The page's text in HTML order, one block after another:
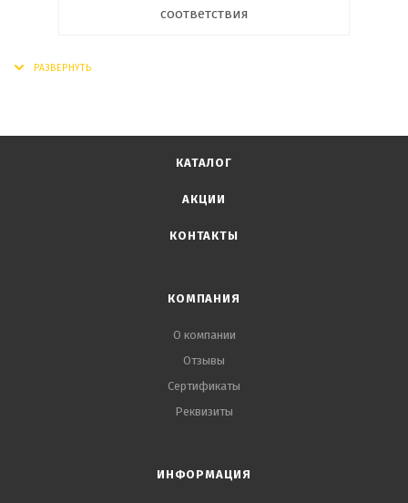
соответствия
КАТАЛОГ
АКЦИИ
КОНТАКТЫ
КОМПАНИЯ
О компании
Отзывы
Сертификаты
Реквизиты
ИНФОРМАЦИЯ